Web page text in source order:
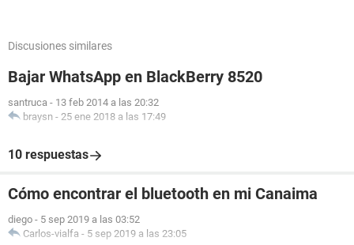
Discusiones similares
Bajar WhatsApp en BlackBerry 8520
santruca - 13 feb 2014 a las 20:32
braysn - 25 ene 2018 a las 17:49
10 respuestas
Cómo encontrar el bluetooth en mi Canaima
diego - 5 sep 2019 a las 03:52
Carlos-vialfa - 5 sep 2019 a las 23:05